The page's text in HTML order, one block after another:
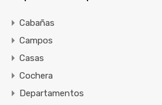
Cabañas
Campos
Casas
Cochera
Departamentos